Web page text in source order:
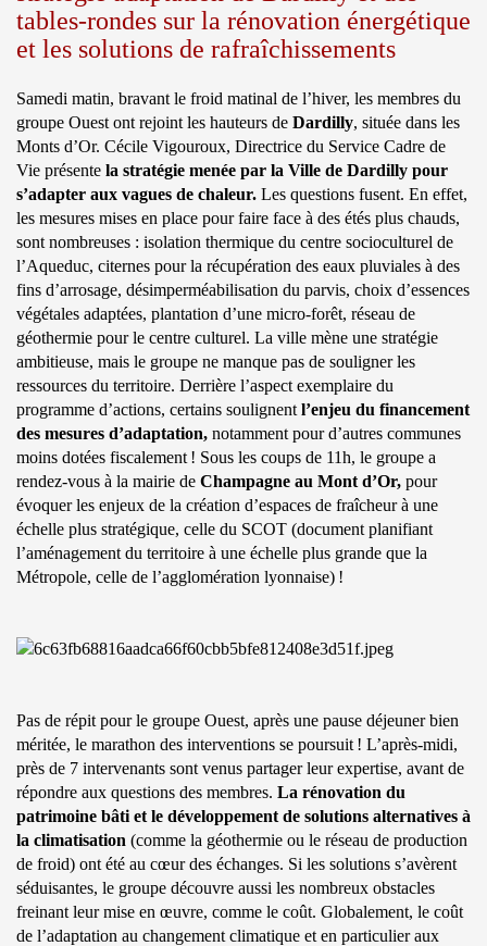
tables-rondes sur la rénovation énergétique
et les solutions de rafraîchissements
Samedi matin, bravant le froid matinal de l’hiver, les membres du
groupe Ouest ont rejoint les hauteurs de Dardilly, située dans les
Monts d’Or. Cécile Vigouroux, Directrice du Service Cadre de
Vie présente la stratégie menée par la Ville de Dardilly pour
s’adapter aux vagues de chaleur. Les questions fusent. En effet,
les mesures mises en place pour faire face à des étés plus chauds,
sont nombreuses : isolation thermique du centre socioculturel de
l’Aqueduc, citernes pour la récupération des eaux pluviales à des
fins d’arrosage, désimperméabilisation du parvis, choix d’essences
végétales adaptées, plantation d’une micro-forêt, réseau de
géothermie pour le centre culturel. La ville mène une stratégie
ambitieuse, mais le groupe ne manque pas de souligner les
ressources du territoire. Derrière l’aspect exemplaire du
programme d’actions, certains soulignent l’enjeu du financement
des mesures d’adaptation, notamment pour d’autres communes
moins dotées fiscalement ! Sous les coups de 11h, le groupe a
rendez-vous à la mairie de Champagne au Mont d’Or, pour
évoquer les enjeux de la création d’espaces de fraîcheur à une
échelle plus stratégique, celle du SCOT (document planifiant
l’aménagement du territoire à une échelle plus grande que la
Métropole, celle de l’agglomération lyonnaise) !
Pas de répit pour le groupe Ouest, après une pause déjeuner bien
méritée, le marathon des interventions se poursuit ! L’après-midi,
près de 7 intervenants sont venus partager leur expertise, avant de
répondre aux questions des membres. La rénovation du
patrimoine bâti et le développement de solutions alternatives à
la climatisation (comme la géothermie ou le réseau de production
de froid) ont été au cœur des échanges. Si les solutions s’avèrent
séduisantes, le groupe découvre aussi les nombreux obstacles
freinant leur mise en œuvre, comme le coût. Globalement, le coût
de l’adaptation au changement climatique et en particulier aux